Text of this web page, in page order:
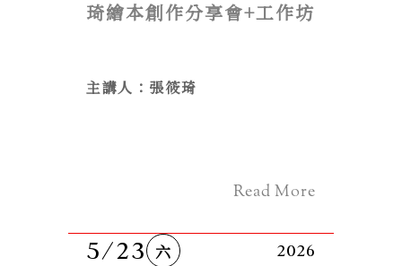
琦繪本創作分享會+工作坊
主講人：張筱琦
Read More
5/23 六 2026